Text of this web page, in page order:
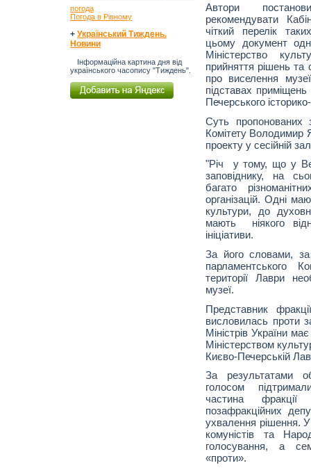
погода
Погода в Рівному
+ Український Тиждень.
Новини
Інформаційна картина дня від
українського часопису "Тиждень".
Автори
рекомендувати
чіткий перелік
цьому документ
Міністерство
прийняття рішень та
про виселення
підставах приміщень
Печерського
Суть пропонованих
Комітету Володимир
проекту у сесійній
"Річ у тому, що у
заповіднику, на
багато
організацій. Одні
культури, до
мають ніякого
ініціативи.
За його словами, за
парламентського
території Лаври
музеї.
Представник
висловилась проти
Міністрів України
Міністерством
Києво-Печерській
За результатами
голосом
частина
позафракційних
ухвалення рішення. У
комуністів та
голосування, а
«проти».